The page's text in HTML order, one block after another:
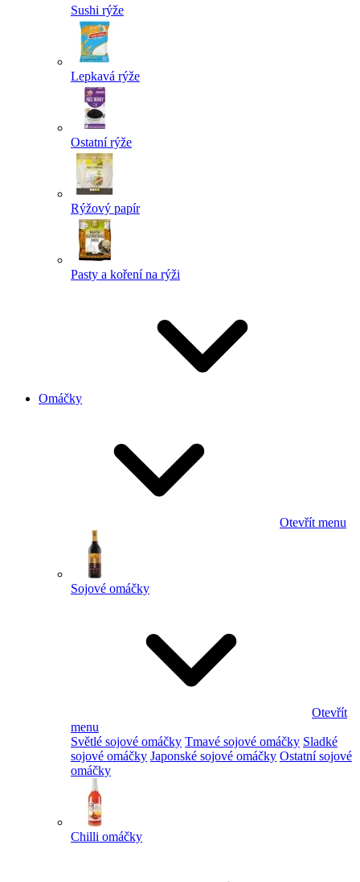
Sushi rýže
Lepkavá rýže
Ostatní rýže
Rýžový papír
Pasty a koření na rýži
Omáčky
Otevřít menu
Sojové omáčky
Otevřít
menu
Světlé sojové omáčky Tmavé sojové omáčky Sladké
sojové omáčky Japonské sojové omáčky Ostatní sojové
omáčky
Chilli omáčky